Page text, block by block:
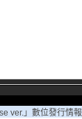
ver.」數位發行情報